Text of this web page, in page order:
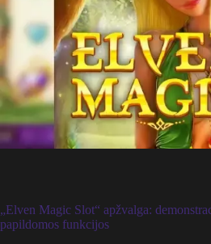
„Elven Magic Slot“ apžvalga:
papildomos funkcijos